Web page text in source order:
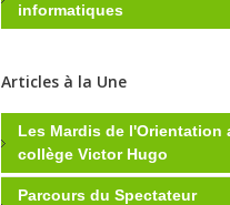
informatiques
Articles à la Une
Les Mardis de l'Orientation
collège Victor Hugo
Parcours du Spectateur